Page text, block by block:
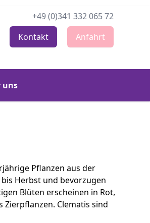
+49 (0)341 332 065 72
Kontakt
Anfahrt
uns
Pflanzen aus der
Herbst und bevorzugen
Blüten erscheinen in Rot,
Zierpflanzen. Clematis sind